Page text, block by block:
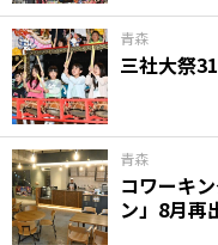
青森
三社大祭
青森
コワーキ
ン」8月再